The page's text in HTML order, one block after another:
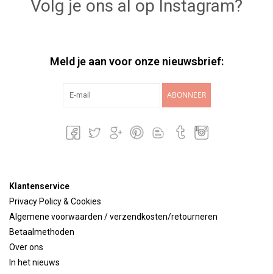
Volg je ons al op Instagram?
Meld je aan voor onze nieuwsbrief:
ABONNEER
Klantenservice
Privacy Policy & Cookies
Algemene voorwaarden / verzendkosten/retourneren
Betaalmethoden
Over ons
In het nieuws